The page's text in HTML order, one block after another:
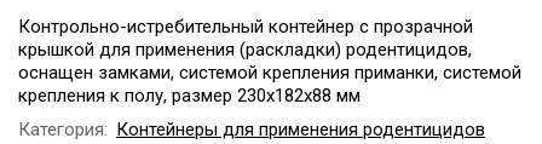
Контрольно-истребительный контейнер с прозрачной
крышкой для применения (раскладки) родентицидов,
оснащен замками, системой крепления приманки, системой
крепления к полу, размер 230х182х88 мм
Категория: Контейнеры для применения родентицидов